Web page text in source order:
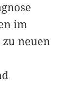
im
zu neuen